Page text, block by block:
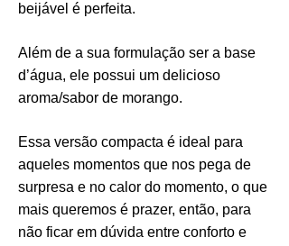
beijável é perfeita.
Além de a sua formulação ser a base
d’água, ele possui um delicioso
aroma/sabor de morango.
Essa versão compacta é ideal para
aqueles momentos que nos pega de
surpresa e no calor do momento, o que
mais queremos é prazer, então, para
não ficar em dúvida entre conforto e